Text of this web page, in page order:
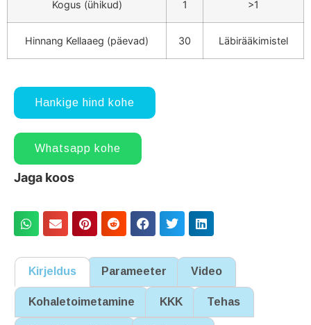
Kogus (ühikud) 1 >1
Hinnang Kellaaeg (päevad) 30 Läbirääkimistel
Hankige hind kohe
Whatsapp kohe
Jaga koos
Kirjeldus Parameeter Video
Kohaletoimetamine KKK Tehas